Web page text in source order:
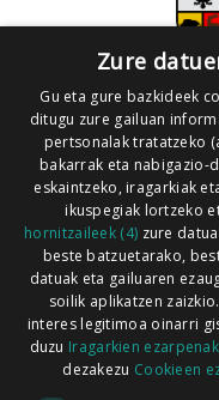
Zure
Gu eta gure bazkideek
ditugu zure gailuan
pertsonalak tratatzeko
bakarrak eta nabigazio-
eskaintzeko, iragarkiak
ikuspegiak lortzeko
hornitzaileek (4) zure
beste batzuetarako,
datuak eta gailuaren
soilik aplikatzen
interes legitimoa oinarri
duzu Iragarkien ezarpenak
dezakezu Cookieen